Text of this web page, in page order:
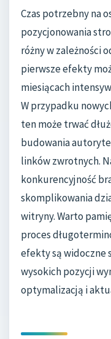
Czas potrzebny na
pozycjonowania
różny w zależności
pierwsze efekty
miesiącach
W przypadku
ten może trwać
budowania
linków zwrotnych.
konkurencyjność
skomplikowania
witryny. Warto
proces
efekty są widoczne
wysokich pozycji
optymalizacją i